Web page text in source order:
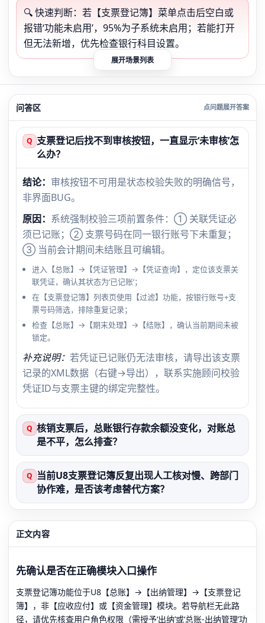
🔍 快速判断：若【支票登记簿】菜单点击后空白或
报错‘功能未启用’，95%为子系统未启用；若能打开
但无法新增，优先检查银行科目设置。
展开场景列表
问答区
Q 支票登记后找不到审核按钮，一直显示‘未审核’怎
么办？
结论： 审核按钮不可用是状态校验失败的明确信号，
非界面BUG。
原因： 系统强制校验三项前置条件：① 关联凭证必
须已记账；② 支票号码在同一银行账号下未重复；
③ 当前会计期间未结账且可编辑。
进入【总账】→【凭证管理】→【凭证查询】，定位该支票关
联凭证，确认其状态为‘已记账’；
在【支票登记簿】列表页使用【过滤】功能，按银行账号+支
票号码筛选，排除重复记录；
检查【总账】→【期末处理】→【结账】，确认当前期间未被
锁定。
补充说明： 若凭证已记账仍无法审核，请导出该支票
记录的XML数据（右键→导出），联系实施顾问校验
凭证ID与支票主键的绑定完整性。
Q 核销支票后，总账银行存款余额没变化，对账总
是不平，怎么排查？
Q 当前U8支票登记簿反复出现人工核对慢、跨部门
协作难，是否该考虑替代方案？
正文内容
先确认是否在正确模块入口操作
支票登记簿功能位于U8【总账】→【出纳管理】→【支票登记
簿】，非【应收应付】或【资金管理】模块。若导航栏无此路
径，请优先核查用户角色权限（需授予‘出纳’或‘总账-出纳管理’功